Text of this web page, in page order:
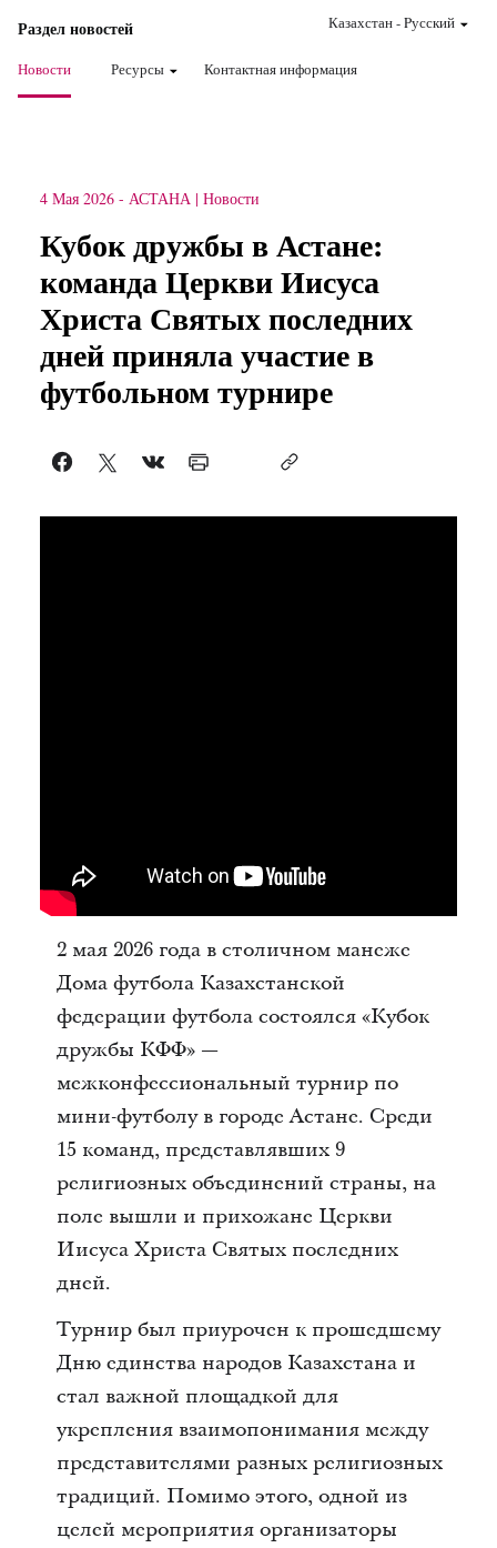
Раздел новостей
Новости Ресурсы Контактная информация
Казахстан-Pусский
4 Мая 2026 - АСТАНА Новости
Кубок дружбы в Астане:
команда Церкви Иисуса
Христа Святых последних
дней приняла участие в
футбольном турнире
2 мая 2026 года в столичном манеже
Дома футбола Казахстанской
федерации футбола состоялся «Кубок
дружбы КФФ» —
межконфессиональный турнир по
мини-футболу в городе Астане. Среди
15 команд, представлявших 9
религиозных объединений страны, на
поле вышли и прихожане Церкви
Иисуса Христа Святых последних
дней.
Турнир был приурочен к прошедшему
Дню единства народов Казахстана и
стал важной площадкой для
укрепления взаимопонимания между
представителями разных религиозных
традиций. Помимо этого, одной из
целей мероприятия организаторы